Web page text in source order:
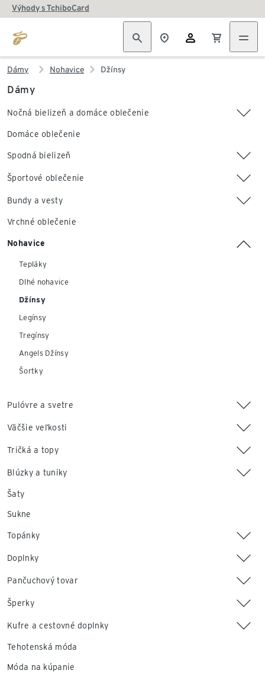
Výhody s TchiboCard
Dámy Nohavice Džínsy
Dámy
Nočná bielizeň a domáce oblečenie
Domáce oblečenie
Spodná bielizeň
Športové oblečenie
Bundy a vesty
Vrchné oblečenie
Nohavice
Tepláky
Dlhé nohavice
Džínsy
Legínsy
Tregínsy
Angels Džínsy
Šortky
Pulóvre a svetre
Väčšie veľkosti
Tričká a topy
Blúzky a tuniky
Šaty
Sukne
Topánky
Doplnky
Pančuchový tovar
Šperky
Kufre a cestovné doplnky
Tehotenská móda
Móda na kúpanie